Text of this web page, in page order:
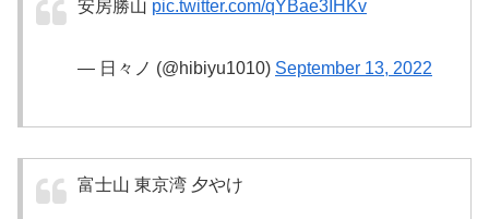
安房勝山 pic.twitter.com/qYBae3IHKv
— 日々ノ (@hibiyu1010) September 13, 2022
富士山 東京湾 夕やけ